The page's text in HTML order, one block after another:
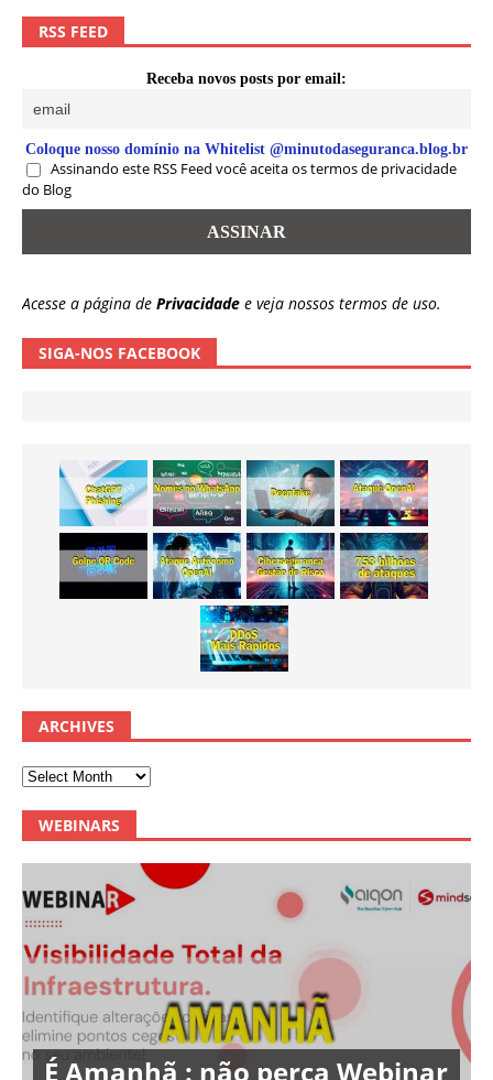
RSS FEED
Receba novos posts por email:
Coloque nosso domínio na Whitelist @minutodaseguranca.blog.br
Assinando este RSS Feed você aceita os termos de privacidade
do Blog
Acesse a página de Privacidade e veja nossos termos de uso.
SIGA-NOS FACEBOOK
ARCHIVES
WEBINARS
É Amanhã : não perca Webinar